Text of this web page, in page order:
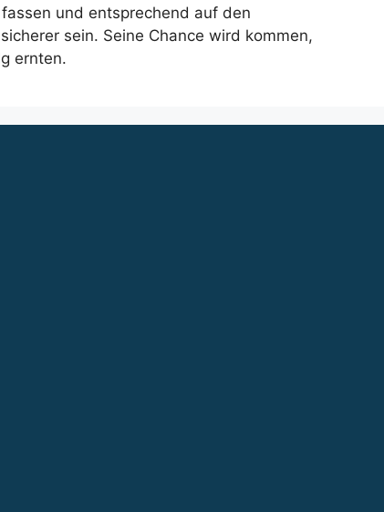
und entsprechend auf den
sein. Seine Chance wird kommen,
ernten.